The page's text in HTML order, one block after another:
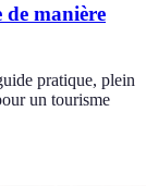
de manière
pratique, plein
un tourisme